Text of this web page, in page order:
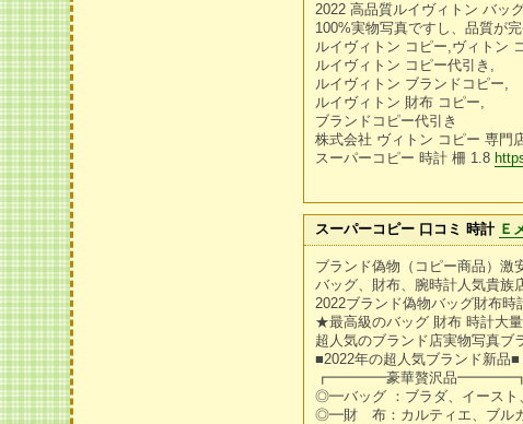
2022 高品質ルイヴィトン バッ
100%実物写真ですし、品質が完
ルイヴィトン コピー,ヴィトン
ルイヴィトン コピー代引き,
ルイヴィトン ブランドコピー,
ルイヴィトン 財布 コピー,
ブランドコピー代引き
株式会社 ヴィトン コピー 専門
スーパーコピー 時計 柵 1.8
スーパーコピー 口コミ 時計 Ｅ
ブランド偽物（コピー商品）激
バッグ、財布、腕時計人気貴族
2022ブランド偽物バッグ財布時
★最高級のバッグ 財布 時計大
超人気のブランド店実物写真ブ
■2022年の超人気ブランド新品■
┏━━━━豪華贅沢品━━━━┓
◎━バッグ ：ブラダ、イースト
◎━財 布：カルティエ、ブル